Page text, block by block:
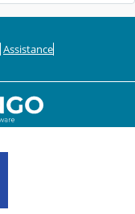
Assistance